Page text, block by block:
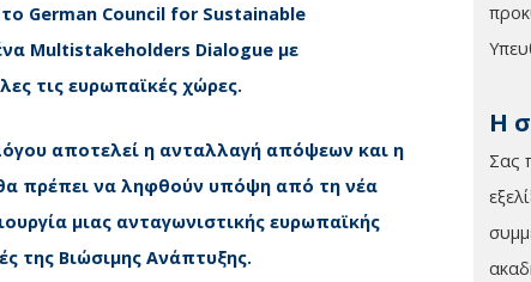
German Council for Sustainable
Multistakeholders Dialogue με
τις ευρωπαϊκές χώρες.
αποτελεί η ανταλλαγή απόψεων και η
πρέπει να ληφθούν υπόψη από τη νέα
μιας ανταγωνιστικής ευρωπαϊκής
της Βιώσιμης Ανάπτυξης.
H
Σας